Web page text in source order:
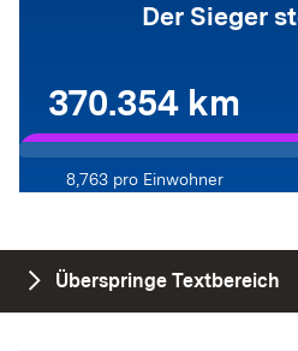
Der Sieger
370.354 km
8,763 pro Einwohner
Überspringe Textbereich
Vogtsburg vs.